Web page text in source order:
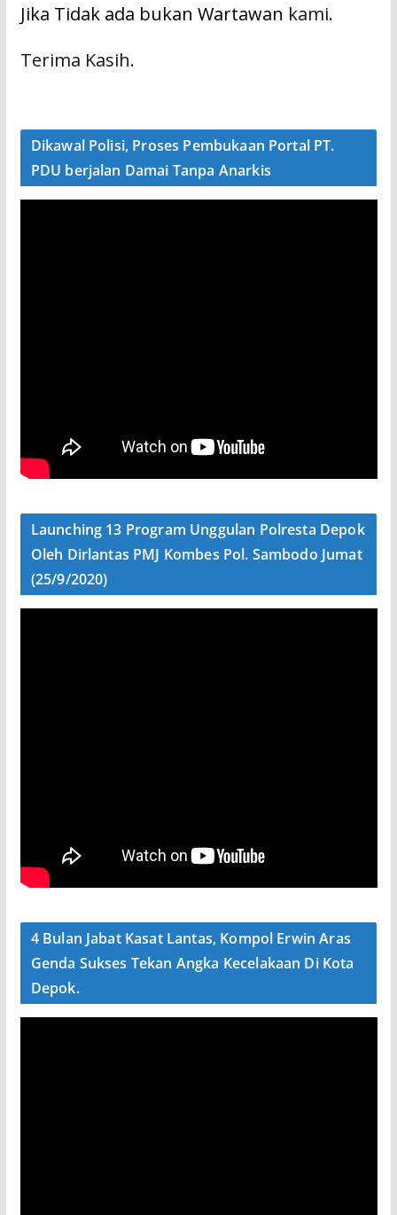
Jika Tidak ada bukan Wartawan kami.
Terima Kasih.
Dikawal Polisi, Proses Pembukaan Portal PT.
PDU berjalan Damai Tanpa Anarkis
Launching 13 Program Unggulan Polresta Depok
Oleh Dirlantas PMJ Kombes Pol. Sambodo Jumat
(25/9/2020)
4 Bulan Jabat Kasat Lantas, Kompol Erwin Aras
Genda Sukses Tekan Angka Kecelakaan Di Kota
Depok.